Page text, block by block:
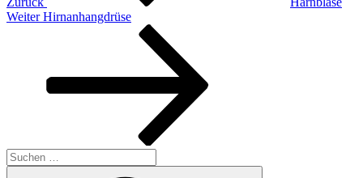
Nächster
Weiter Hirnanhangdrüse
Suchen
nach: